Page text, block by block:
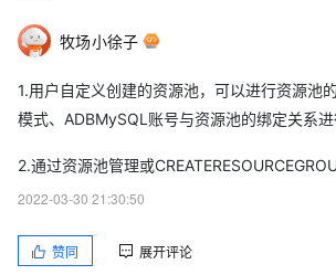
牧场小徐子
1.用户自定义创建的资源池，可以进行资源池
模式、ADBMySQL账号与资源池的绑定关系进
2.通过资源池管理或
2022-03-30 21:30:50
赞同 展开评论